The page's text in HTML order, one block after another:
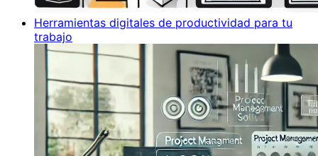
Herramientas digitales de productividad para tu
trabajo